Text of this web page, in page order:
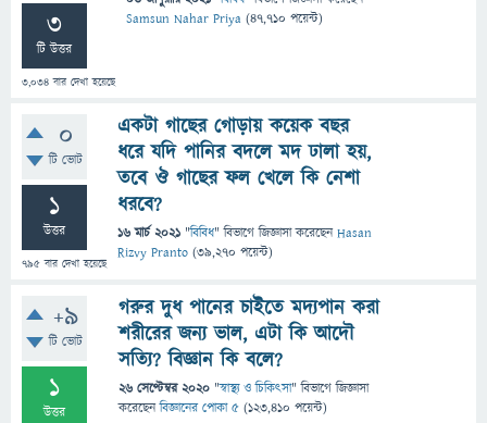
3
টি উত্তর
3,034 বার দেখা হয়েছে
Samsun Nahar Priya (47,710 পয়েন্ট)
0
টি ভোট
1
উত্তর
795 বার দেখা হয়েছে
একটা গাছের গোড়ায় কয়েক বছর
ধরে যদি পানির বদলে মদ ঢালা হয়,
তবে ঔ গাছের ফল খেলে কি নেশা
ধরবে?
16 মার্চ 2021 "বিবিধ" বিভাগে জিজ্ঞাসাকরেছেনHasan
Rizvy Pranto (39,270 পয়েন্ট)
+9
টি ভোট
1
উত্তর
গরুর দুধ পানের চাইতে মদ্যপান করা
শরীরের জন্য ভাল, এটা কি আদৌ
সত্যি? বিজ্ঞান কি বলে?
26 সেপ্টেম্বর 2020 "স্বাস্থ্য ও চিকিৎসা" বিভাগে জিজ্ঞাসা
করেছেনবিজ্ঞানের পোকা ৫ (123,410 পয়েন্ট)